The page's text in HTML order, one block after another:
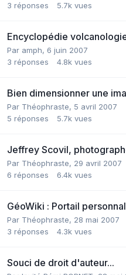
3 réponses 5.7k vues
Encyclopédie
Par amph, 6 juin 2007
3 réponses 4.8k vues
Bien dimensionner une
Par Théophraste, 5 avril 2007
5 réponses 5.7k vues
Jeffrey Scovil,
Par Théophraste, 29 avril 2007
6 réponses 6.4k vues
GéoWiki : Portail
Par Théophraste, 28 mai 2007
3 réponses 4.3k vues
Souci de droit d'auteur...